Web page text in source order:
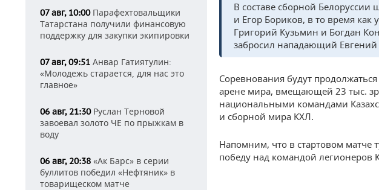
07 авг, 10:00Парафехтовальщики
Татарстана получили финансовую
поддержку для закупки экипировки
07 авг, 09:51 Анвар Гатиятулин:
«Молодежь старается, для нас это
главное»
06 авг, 21:30Руслан Терновой
завоевал золото ЧЕ по прыжкам в
воду
06 авг, 20:38 «Ак Барс» в серии
буллитов победил «Нефтяник» в
товарищеском матче
В составе сборной
и Егор Бориков, в то время
Григорий Кузьмин и Богдан
забросил нападающий Евгений
Соревнования будут
арене мира, вмещающей 23 тыс.
национальными командами
и сборной мира КХЛ.
Напомним, что в стартовом матче
победу над командой легионеров